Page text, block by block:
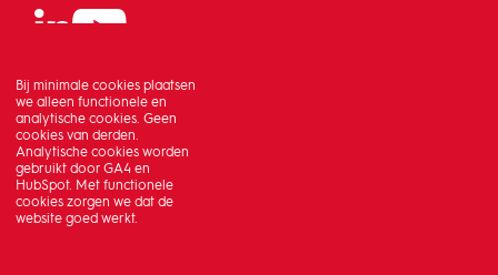
Bij minimale cookies plaatsen
we alleen functionele en
analytische cookies. Geen
cookies van derden.
Analytische cookies worden
gebruikt door GA4 en
HubSpot. Met functionele
cookies zorgen we dat de
website goed werkt.